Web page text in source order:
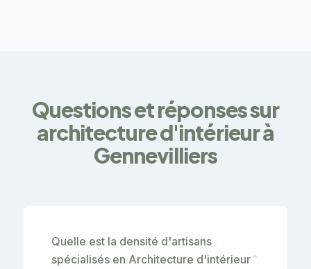
Questions et réponses sur
architecture d'intérieur à
Gennevilliers
Quelle est la densité d'artisans
spécialisés en Architecture d'intérieur⌄